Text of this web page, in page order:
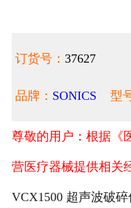
订货号： 37627
品牌： SONICS 型
尊敬的用户：根据《
营医疗器械提供相关
VCX1500 超声波破碎